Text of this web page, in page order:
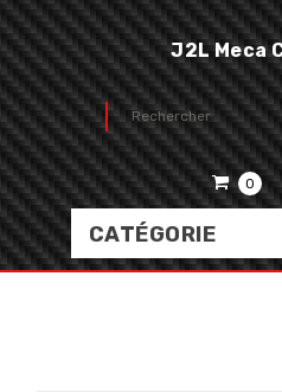
J2L Meca
0
CATÉGORIE